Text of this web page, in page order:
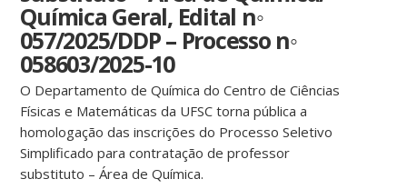
Química Geral, Edital n◦
057/2025/DDP – Processo n◦
058603/2025-10
O Departamento de Química do Centro de Ciências
Físicas e Matemáticas da UFSC torna pública a
homologação das inscrições do Processo Seletivo
Simplificado para contratação de professor
substituto – Área de Química.